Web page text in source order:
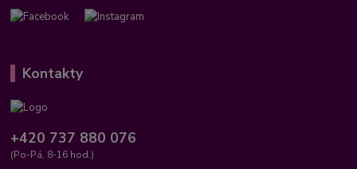
Kontakty
+420 737 880 076
(Po-Pá, 8-16 hod.)